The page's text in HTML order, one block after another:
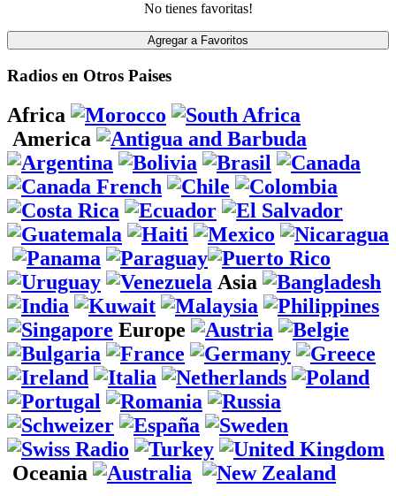
No tienes favoritas!
Radios en Otros Paises
Africa
America
Asia
Europe
Oceania